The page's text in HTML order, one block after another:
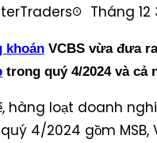
Tháng 12
khoán VCBS vừa đưa
trong quý 4/2024 và cả
hàng loạt doanh
4/2024 gồm MSB,